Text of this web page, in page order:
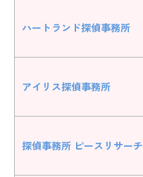
ハートランド探偵事務所
アイリス探偵事務所
探偵事務所 ピースリサーチ